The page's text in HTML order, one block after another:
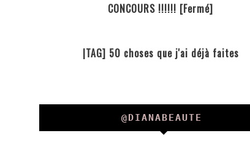
CONCOURS !!!!!! [Fermé]
|TAG] 50 choses que j'ai déjà faites
@DIANABEAUTE